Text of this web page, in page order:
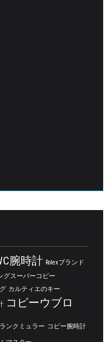
腕時計 Rolexブランド
グスーパーコピー
カルティエのキー
コピーウブロ
ンクミュラー コピー腕時計